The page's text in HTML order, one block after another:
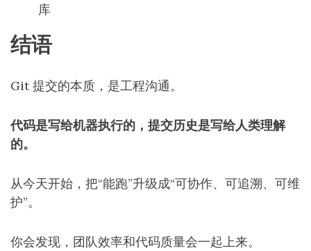
库
结语
Git 提交的本质，是工程沟通。
代码是写给机器执行的，提交历史是写给人类理解
的。
从今天开始，把“能跑”升级成“可协作、可追溯、可维
护”。
你会发现，团队效率和代码质量会一起上来。